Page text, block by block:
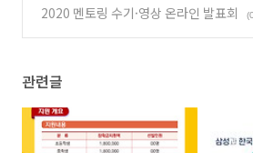
2020 멘토링 수기·영상 온라인 발표회
관련글